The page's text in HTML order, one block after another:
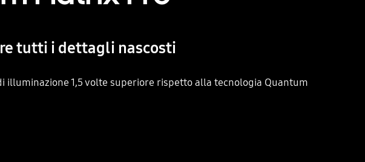
tutti i dettagli nascosti
1,5 volte superiore rispetto alla tecnologia Quantum